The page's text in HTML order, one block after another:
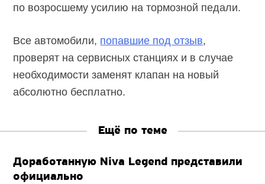
по возросшему усилию на тормозной педали.
Все автомобили, попавшие под отзыв,
проверят на сервисных станциях и в случае
необходимости заменят клапан на новый
абсолютно бесплатно.
Ещё по теме
Доработанную Niva Legend представили
официально